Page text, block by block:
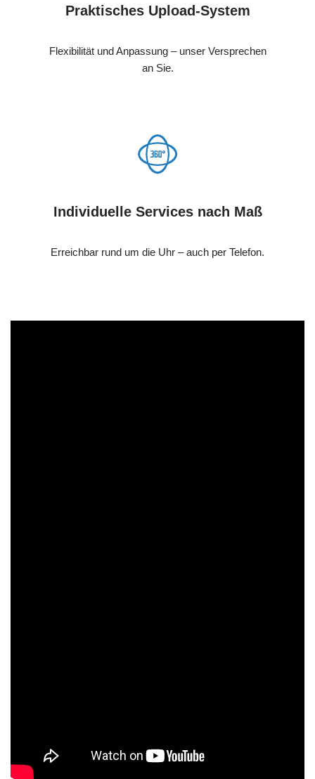
Praktisches Upload-System
Flexibilität und Anpassung – unser Versprechen
an Sie.
Individuelle Services nach Maß
Erreichbar rund um die Uhr – auch per Telefon.